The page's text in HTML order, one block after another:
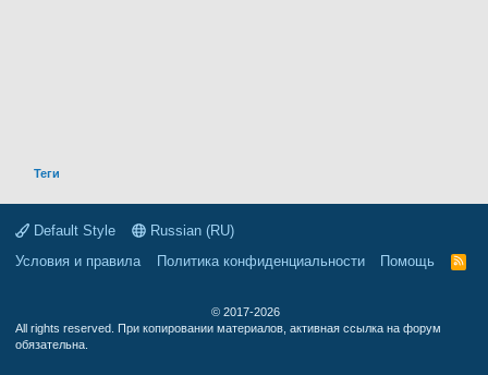
Теги
Default Style
Russian (RU)
Условия и правила
Политика конфиденциальности Помощь
R
© 2017-2026
All rights reserved. При копировании материалов, активная ссылка на форум
обязательна.